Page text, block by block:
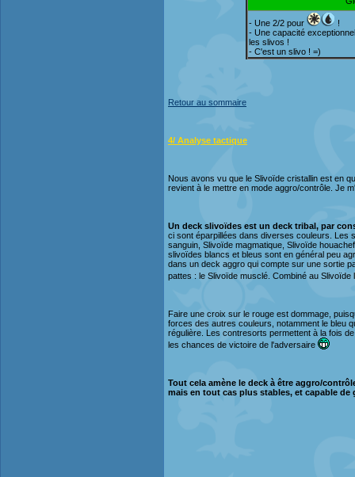
- Une 2/2 pour
!
- Une capacité
les slivos !
- C'est un slivo ! =)
Retour au sommaire
4/ Analyse tactique
Nous avons vu que le Slivoïde cristallin est en
revient à le mettre en mode aggro/contrôle. Je
Un deck slivoïdes est un deck tribal, par
ci sont éparpillées dans diverses couleurs. Les
sanguin, Slivoïde magmatique, Slivoïde
slivoïdes blancs et bleus sont en général peu
dans un deck aggro qui compte sur une sortie
pattes : le Slivoïde musclé. Combiné au
Faire une croix sur le rouge est dommage,
forces des autres couleurs, notamment le bleu
régulière. Les contresorts permettent à la fois
les chances de victoire de l'adversaire
Tout cela amène le deck à être aggro/
mais en tout cas plus stables, et capable de